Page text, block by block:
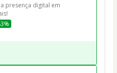
presença digital em